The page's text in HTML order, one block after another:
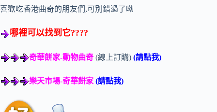
喜歡吃香港曲奇的朋友們,可別錯過了呦
哪裡可以找到它????
奇華餅家-動物曲奇 (線上訂購) (請點我)
樂天市場-奇華餅家 (請點我)